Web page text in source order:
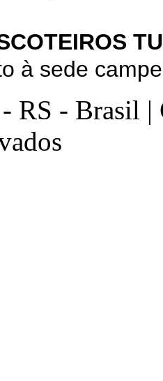
à sede
RS - Brasil